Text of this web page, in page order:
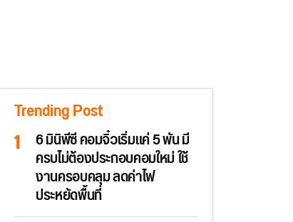
Trending Post
6 มินิพีซี คอมจิ๋วเริ่มแค่ 5 พัน มี
ครบไม่ต้องประกอบคอมใหม่ ใช้
งานครอบคลุม ลดค่าไฟ
ประหยัดพื้นที่